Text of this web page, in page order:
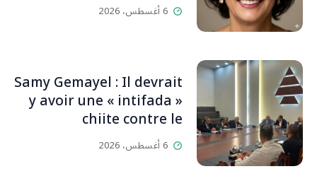
6 أغسطس، 2026
Samy Gemayel : Il devrait
y avoir une « intifada »
chiite contre le
HezbollahL’OLJ / Par
Scarlett HADDAD,
6 أغسطس، 2026